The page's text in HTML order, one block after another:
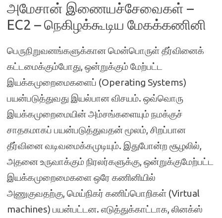
அமேசான் இணையச்சேவைகள் –
EC2 – நெகிழக்கூடிய மேகக்கணினி
பெருநிறுவனங்களுக்கான மென்பொருள் தீர்வினைக்
கட்டமைக்கும்போது, ஒன்றுக்கும் மேற்பட்ட
இயக்கமுறைமைகளைப் (Operating Systems)
பயன்படுத்துவது இயல்பான விசயம். ஒவ்வொரு
இயக்கமுறைமையின் அம்சங்களையும் நமக்குச்
சாதகமாகப் பயன்படுத்துவதன் மூலம், சிறப்பான
தீர்வினை வடிவமைக்கமுடியும். இதுபோன்ற சூழலில்,
அதனை உருவாக்கும் நிரலர்களுக்கு, ஒன்றுக்குமேற்பட்ட
இயக்கமுறைமைகளை ஒரே கணினியில்
அணுகுவதற்கு, மெய்நிகர் கணிப்பொறிகள் (Virtual
machines) பயன்பட்டன. எடுத்துக்காட்டாக, லினக்ஸ்